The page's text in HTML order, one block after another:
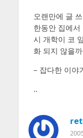
오랜만에 글
한동안 집에
시 개학이 코
화 되지 않을
– 잡다한 이야
..